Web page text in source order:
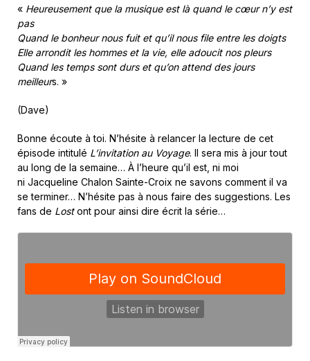
« Heureusement que la musique est là quand le cœur n’y est
pas
Quand le bonheur nous fuit et qu’il nous file entre les doigts
Elle arrondit les hommes et la vie, elle adoucit nos pleurs
Quand les temps sont durs et qu’on attend des jours
meilleurs. »
(Dave)
Bonne écoute à toi. N’hésite à relancer la lecture de cet
épisode intitulé L’invitation au Voyage. Il sera mis à jour tout
au long de la semaine… À l’heure qu’il est, ni moi
ni Jacqueline Chalon Sainte-Croix ne savons comment il va
se terminer… N’hésite pas à nous faire des suggestions. Les
fans de Lostont pour ainsi dire écrit la série…